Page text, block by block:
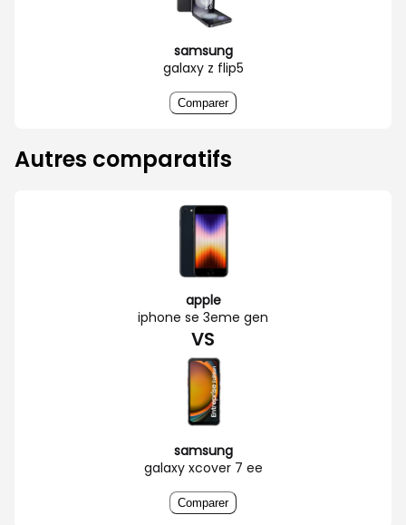
samsung
galaxy z flip5
Comparer
Autres comparatifs
apple
iphone se 3eme gen
VS
samsung
galaxy xcover 7 ee
Comparer